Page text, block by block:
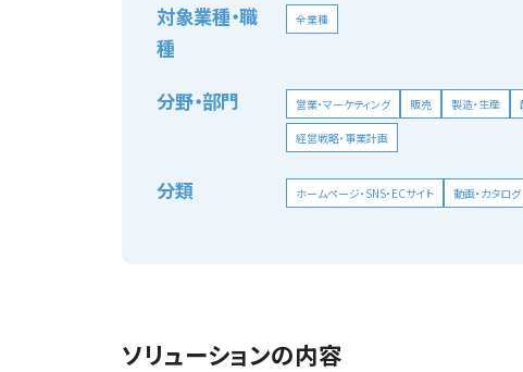
対象業種・職
種
全業種
分野・部門 営業・マーケティング 販売 製造・生産
経営戦略・事業計画
分類 ホームページ・SNS・ECサイト 動画・カタログ
ソリューションの内容